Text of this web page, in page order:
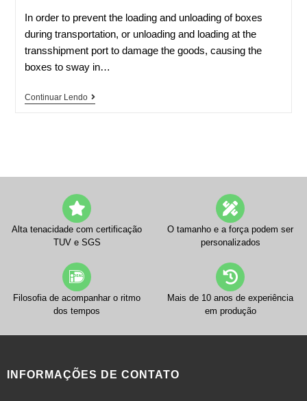
In order to prevent the loading and unloading of boxes
during transportation, or unloading and loading at the
transshipment port to damage the goods, causing the
boxes to sway in…
Continuar Lendo
Alta tenacidade com certificação
TUV e SGS
O tamanho e a força podem ser
personalizados
Filosofia de acompanhar o ritmo
dos tempos
Mais de 10 anos de experiência
em produção
INFORMAÇÕES DE CONTATO